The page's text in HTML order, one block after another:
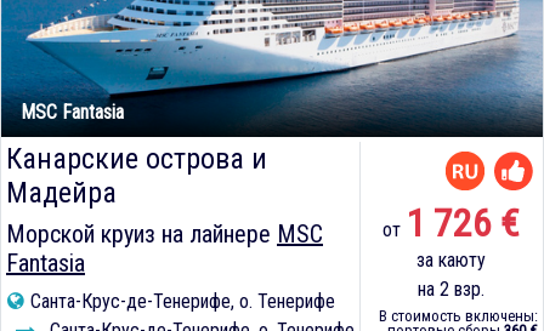
MSC Fantasia
Канарские острова и
Мадейра
Морской круиз на лайнере MSC
Fantasia
Санта-Крус-де-Тенерифе, о. Тенерифе
от 1 726 €
за каюту
на 2 взр.
В стоимость включены: